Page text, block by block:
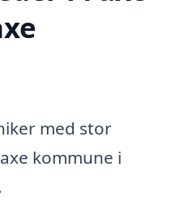
med stor
kommune i